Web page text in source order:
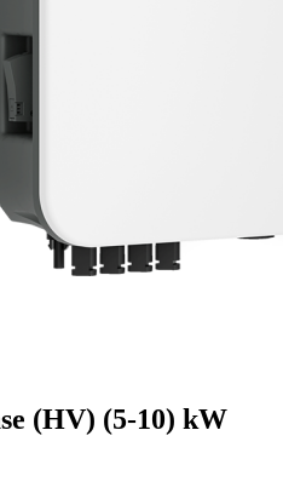
(HV) (5-10) kW